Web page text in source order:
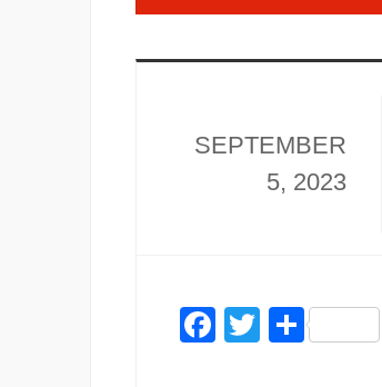
SEPTEMBER
5, 2023
Facebook
Twitter
Share